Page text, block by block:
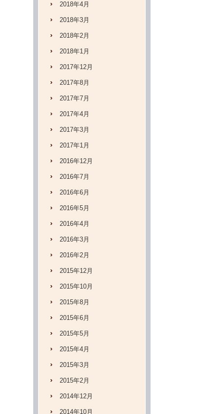
2018年4月
2018年3月
2018年2月
2018年1月
2017年12月
2017年8月
2017年7月
2017年4月
2017年3月
2017年1月
2016年12月
2016年7月
2016年6月
2016年5月
2016年4月
2016年3月
2016年2月
2015年12月
2015年10月
2015年8月
2015年6月
2015年5月
2015年4月
2015年3月
2015年2月
2014年12月
2014年10月